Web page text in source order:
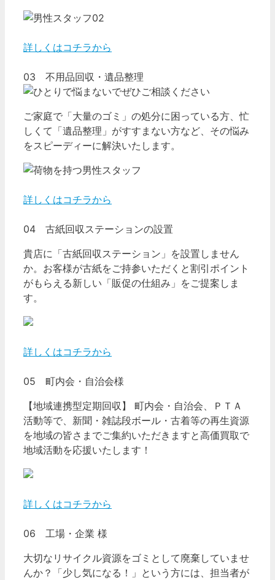
詳しくはコチラから
03 不用品回収・遺品整理
ご家庭で「大量のゴミ」の処分に困っている方、忙
しくて「遺品整理」がすすまない方など、その悩み
をスピーディーに解決いたします。
詳しくはコチラから
04 古紙回収ステーションの設置
貴店に「古紙回収ステーション」を設置しません
か。お客様が古紙をご持参いただくと割引ポイント
がもらえる新しい「販促の仕組み」をご提案しま
す。
詳しくはコチラから
05 町内会・自治会様
【地域連携型定期回収】 町内会・自治会、ＰＴＡ
活動等で、新聞・雑誌段ボール・古着等の再生資源
を地域の皆さまでご集約いただきますと高価買取で
地域活動を応援いたします！
詳しくはコチラから
06 工場・企業 様
大切なリサイクル資源をゴミとして廃棄していませ
んか？「少し気になる！」という方には、担当者が